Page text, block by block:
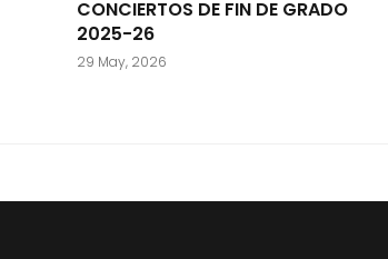
CONCIERTOS DE FIN DE GRADO
2025-26
29 May, 2026